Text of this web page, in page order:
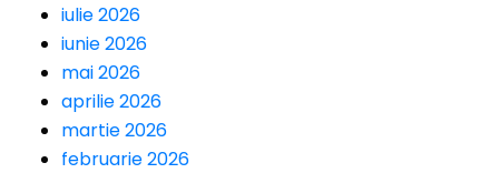
iulie 2026
iunie 2026
mai 2026
aprilie 2026
martie 2026
februarie 2026